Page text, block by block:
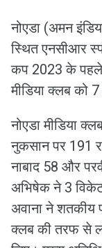
नोएडा (अमन
स्थित एनसीआर
कप 2023 के पहले
मीडिया क्लब को
नोएडा मीडिया
नुकसान पर 191
नाबाद 58 और
अभिषेक ने 3
अवाना ने शतकीय
क्लब की तरफ से